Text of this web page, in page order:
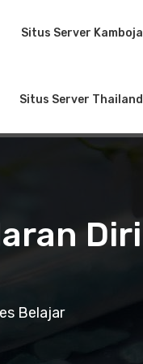
Situs Server Kamboja
Situs Server Thailand
Diri
Belajar